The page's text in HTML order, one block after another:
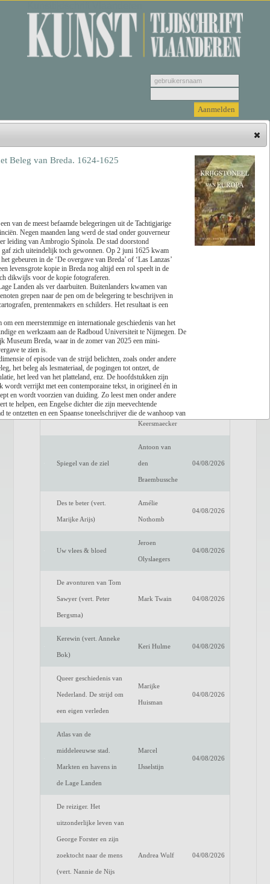
Hieronder vindt u de jongste recensies. Selecteer
een genre, vervolgens selecteer de recensie die u
wenst u te bekijken en klik tenslotte op 'Lees
recensie'.
Zoeken Genre
Lees recensie
Titel Auteur
Een verwittigd man is
niets waard
Dimitri
Verhulst
Het raadsel van de
anderen
Benno
Barnard
Fake Profiel
Luc de
Keersmaecker
Spiegel van de ziel
Antoon van
den
Braembussche
04/08/2026
Des te beter (vert.
Marijke Arijs)
Amélie
Nothomb
04/08/2026
Uw vlees & bloed
Jeroen
Olyslaegers
04/08/2026
De avonturen van Tom
Sawyer (vert. Peter
Bergsma)
Mark Twain 04/08/2026
Kerewin (vert. Anneke
Bok)
Keri Hulme 04/08/2026
Queer geschiedenis van
Nederland. De strijd om
een eigen verleden
Marijke
Huisman
04/08/2026
Atlas van de
middeleeuwse stad.
Markten en havens in
de Lage Landen
Marcel
IJsselstijn
04/08/2026
De reiziger. Het
uitzonderlijke leven van
George Forster en zijn
zoektocht naar de mens
(vert. Nannie de Nijs
Andrea Wulf 04/08/2026
Beleg van Breda. 1624-1625
van de meest befaamde belegeringen uit de Tachtigjarige
Negen maanden lang werd de stad onder gouverneur
leiding van Ambrogio Spinola. De stad doorstond
gaf zich uiteindelijk toch gewonnen. Op 2 juni 1625 kwam
gebeuren in de ‘De overgave van Breda’ of ‘Las Lanzas’
levensgrote kopie in Breda nog altijd een rol speelt in de
dikwijls voor de kopie fotograferen.
Landen als ver daarbuiten. Buitenlanders kwamen van
grepen naar de pen om de belegering te beschrijven in
prentenmakers en schilders. Het resultaat is een
een meerstemmige en internationale geschiedenis van het
en werkzaam aan de Radboud Universiteit te Nijmegen. De
Museum Breda, waar in de zomer van 2025 een mini-
te zien is.
of episode van de strijd belichten, zoals onder andere
het beleg als lesmateriaal, de pogingen tot ontzet, de
het leed van het platteland, enz. De hoofdstukken zijn
verrijkt met een contemporaine tekst, in origineel én in
en wordt voorzien van duiding. Zo leest men onder andere
te helpen, een Engelse dichter die zijn meevechtende
te ontzetten en een Spaanse toneelschrijver die de wanhoop van
tot dezelfde partij of uit dezelfde regio komen, sluit het
tekst en elk hoofdstuk wordt afgesloten met de noten. Een